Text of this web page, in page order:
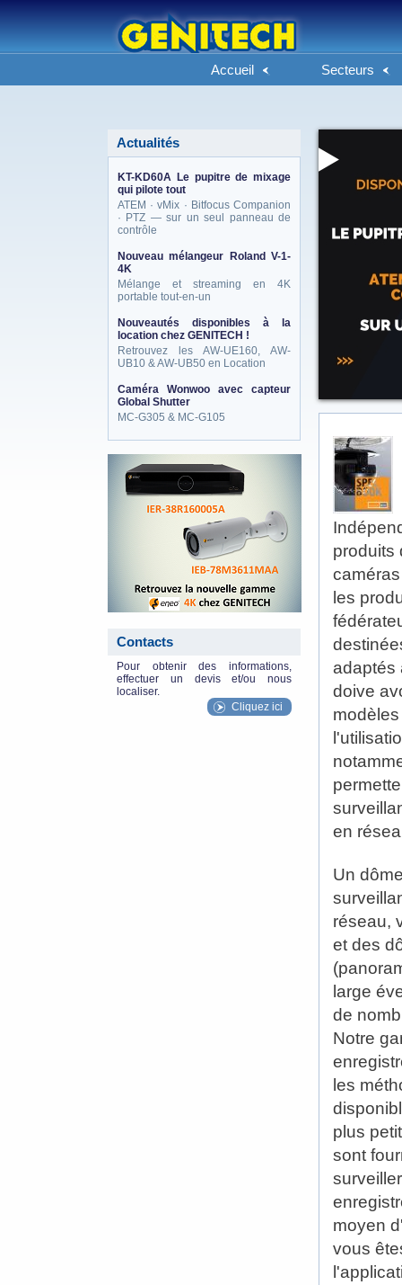
Accueil Secteurs
Actualités
KT-KD60A Le pupitre de mixage
qui pilote tout
ATEM · vMix · Bitfocus Companion
· PTZ — sur un seul panneau de
contrôle
Nouveau mélangeur Roland V-1-
4K
Mélange et streaming en 4K
portable tout-en-un
Nouveautés disponibles à la
location chez GENITECH !
Retrouvez les AW-UE160, AW-
UB10 & AW-UB50 en Location
Caméra Wonwoo avec capteur
Global Shutter
MC-G305 & MC-G105
Contacts
Pour obtenir des informations,
effectuer un devis et/ou nous
localiser.
Cliquez ici
produits
les
adaptés
doive
en
Un
réseau,
et des
large
de
Notre
les
plus
sont
moyen
vous